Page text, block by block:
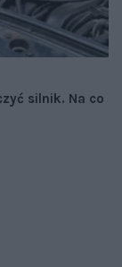
silnik. Na co